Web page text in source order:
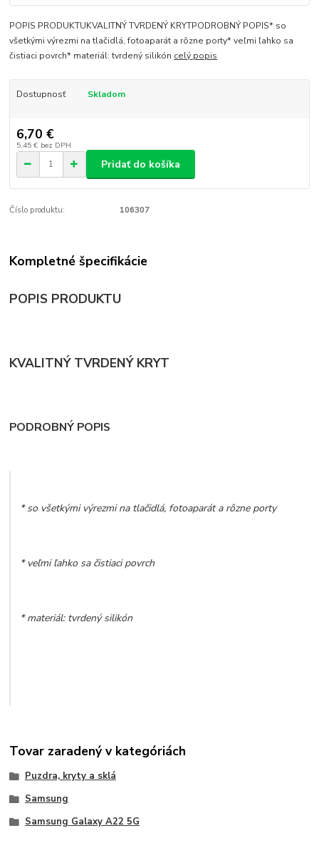
POPIS PRODUKTUKVALITNÝ TVRDENÝ KRYTPODROBNÝ POPIS* so
všetkými výrezmi na tlačidlá, fotoaparát a rôzne porty* veľmi ľahko sa
čistiaci povrch* materiál: tvrdený silikón celý popis
Dostupnosť Skladom
6,70 €
5,45 € bez DPH
Pridať do košíka
Číslo produktu: 106307
Kompletné špecifikácie
POPIS PRODUKTU
KVALITNÝ TVRDENÝ KRYT
PODROBNÝ POPIS
* so všetkými výrezmi na tlačidlá, fotoaparát a rôzne porty
* veľmi ľahko sa čistiaci povrch
* materiál: tvrdený silikón
Tovar zaradený v kategóriách
Puzdra, kryty a sklá
Samsung
Samsung Galaxy A22 5G